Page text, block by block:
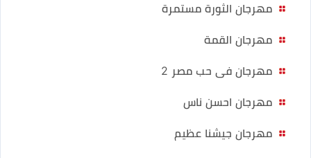
مهرجان الثورة مستمرة
مهرجان القمة
مهرجان فى حب مصر 2
مهرجان احسن ناس
مهرجان جيشنا عظيم